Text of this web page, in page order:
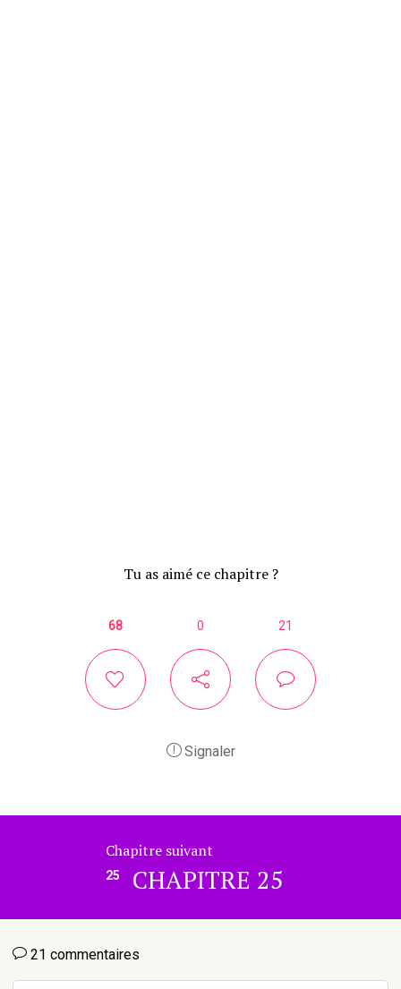
Tu as aimé ce chapitre ?
68 0 21
Signaler
Chapitre suivant
25 CHAPITRE 25
21 commentaires